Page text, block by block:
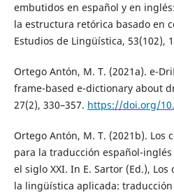
embutidos en español y en
la estructura retórica basado en
Estudios de Lingüística, 53(102),
Ortego Antón, M. T. (2021a). e-
frame-based e-dictionary about
27(2), 330–357. https://doi.org/
Ortego Antón, M. T. (2021b). Los
para la traducción español-
el siglo XXI. In E. Sartor (Ed.),
la lingüística aplicada: traducción